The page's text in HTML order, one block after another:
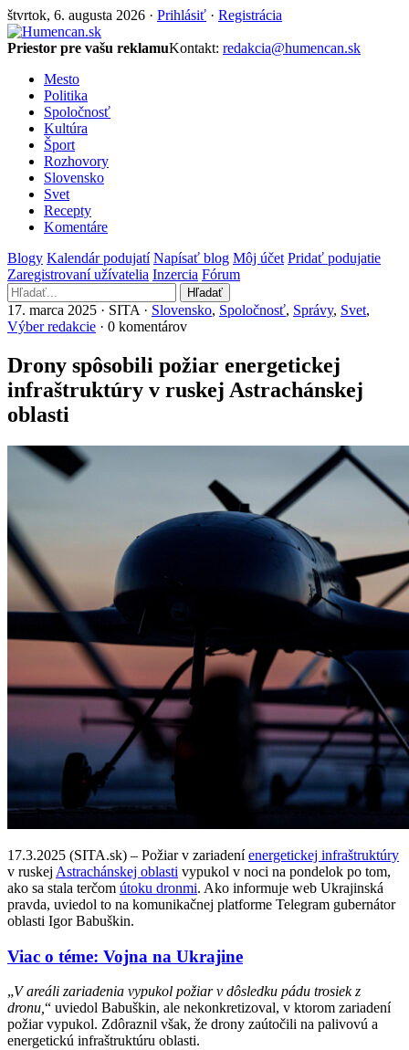
štvrtok, 6. augusta 2026 · Prihlásiť · Registrácia
Priestor pre vašu reklamuKontakt: redakcia@humencan.sk
Mesto
Politika
Spoločnosť
Kultúra
Šport
Rozhovory
Slovensko
Svet
Recepty
Komentáre
Blogy Kalendár podujatí Napísať blog Môj účet Pridať podujatie
Zaregistrovaní užívatelia Inzercia Fórum
Hľadať
17. marca 2025 · SITA · Slovensko, Spoločnosť, Správy, Svet,
Výber redakcie · 0 komentárov
Drony spôsobili požiar energetickej
infraštruktúry v ruskej Astrachánskej
oblasti
17.3.2025 (SITA.sk) – Požiar v zariadeníenergetickej infraštruktúry
v ruskej Astrachánskej oblasti vypukol v noci na pondelok po tom,
ako sa stala terčom útoku dronmi. Ako informuje web Ukrajinská
pravda, uviedol to na komunikačnej platforme Telegram gubernátor
oblasti Igor Babuškin.
Viac o téme: Vojna na Ukrajine
„V areáli zariadenia vypukol požiar v dôsledku pádu trosiek z
dronu, “ uviedol Babuškin, ale nekonkretizoval, v ktorom zariadení
požiar vypukol. Zdôraznil však, že drony zaútočili na palivovú a
energetickú infraštruktúru oblasti.